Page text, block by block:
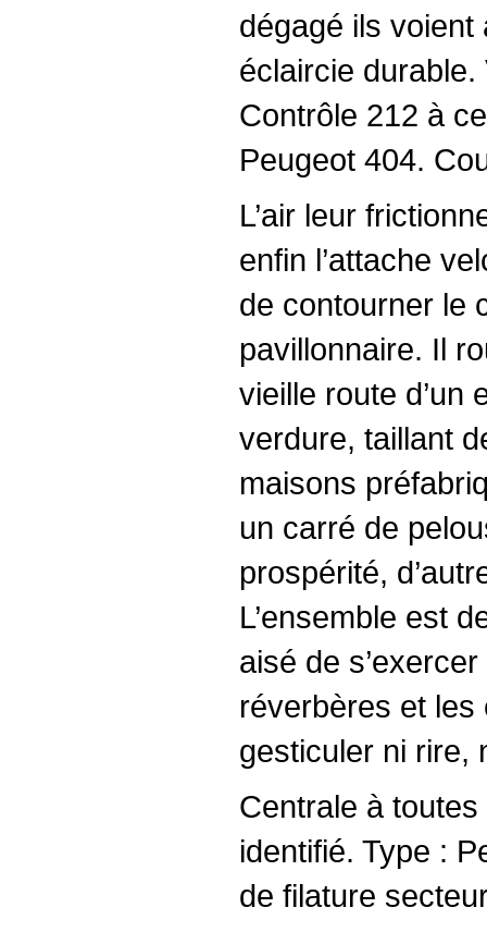
dégagé ils voient
éclaircie durable.
Contrôle 212 à
Peugeot 404.
L’air leur
enfin l’attache
de contourner le
pavillonnaire. Il
vieille route d’un
verdure, taillant
maisons
un carré de
prospérité,
L’ensemble est
aisé de
réverbères et
gesticuler ni rire,
Centrale à
identifié. Type :
de filature